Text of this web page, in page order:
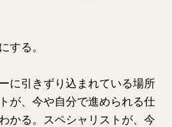
する。
に引きずり込まれている場所
が、今や自分で進められる仕
かる。スペシャリストが、今